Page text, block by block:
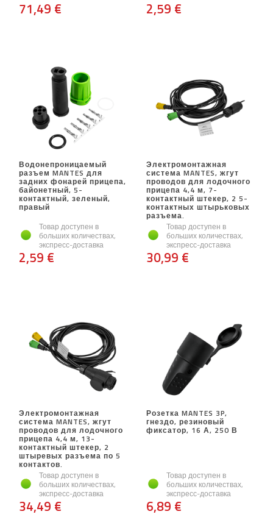
71,49 € 2,59 €
Водонепроницаемый
разъем MANTES для
задних фонарей прицепа,
байонетный, 5-
контактный, зеленый,
правый
Товар доступен в
больших количествах,
экспресс-доставка
2,59 €
Электромонтажная
система MANTES, жгут
проводов для лодочного
прицепа 4,4 м, 7-
контактный штекер, 2 5-
контактных штырьковых
разъема.
Товар доступен в
больших количествах,
экспресс-доставка
30,99 €
Электромонтажная
система MANTES, жгут
проводов для лодочного
прицепа 4,4 м, 13-
контактный штекер, 2
штыревых разъема по 5
контактов.
Товар доступен в
больших количествах,
экспресс-доставка
34,49 €
Розетка MANTES 3P,
гнездо, резиновый
фиксатор, 16 А, 250 В
Товар доступен в
больших количествах,
экспресс-доставка
6,89 €